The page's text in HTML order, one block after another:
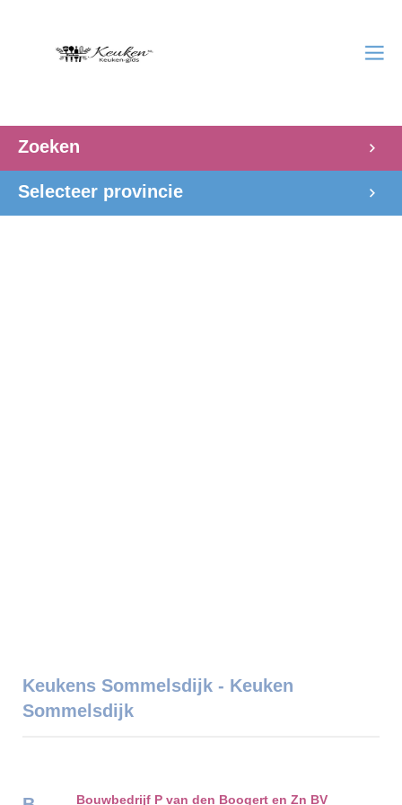
Zoeken
Selecteer provincie
Keukens Sommelsdijk - Keuken
Sommelsdijk
Bouwbedrijf P van den Boogert en Zn BV